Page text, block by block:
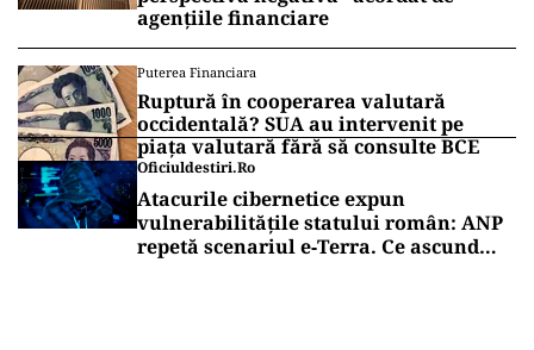
agențiile financiare
Puterea Financiara
Ruptură în cooperarea valutară
occidentală? SUA au intervenit pe
piața valutară fără să consulte BCE
Oficiuldestiri.ro
Atacurile cibernetice expun
vulnerabilitățile statului român: ANP
repetă scenariul e‑Terra. Ce ascund